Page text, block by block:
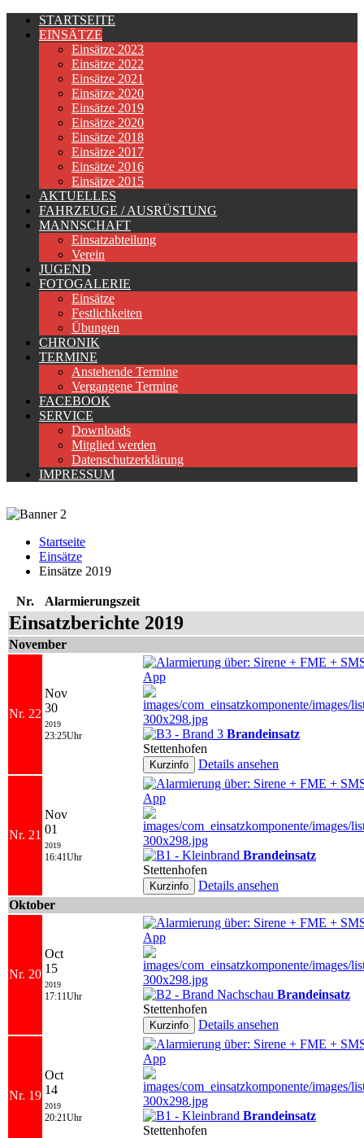
STARTSEITE
EINSÄTZE
Einsätze 2023
Einsätze 2022
Einsätze 2021
Einsätze 2020
Einsätze 2019
Einsätze 2020
Einsätze 2018
Einsätze 2017
Einsätze 2016
Einsätze 2015
AKTUELLES
FAHRZEUGE / AUSRÜSTUNG
MANNSCHAFT
Einsatzabteilung
Verein
JUGEND
FOTOGALERIE
Einsätze
Festlichkeiten
Übungen
CHRONIK
TERMINE
Anstehende Termine
Vergangene Termine
FACEBOOK
SERVICE
Downloads
Mitglied werden
Datenschutzerklärung
IMPRESSUM
Startseite
Einsätze
Einsätze 2019
Nr. Alarmierungszeit
Einsatzberichte 2019
November
Nr. 22
Nov
30
2019
23:25Uhr
Brandeinsatz
Stettenhofen
Details ansehen
Nr. 21
Nov
01
2019
16:41Uhr
Brandeinsatz
Stettenhofen
Details ansehen
Oktober
Nr. 20
Oct
15
2019
17:11Uhr
Brandeinsatz
Stettenhofen
Details ansehen
Nr. 19
Oct
14
2019
20:21Uhr
Brandeinsatz
Stettenhofen
Jahr
Monat
Jahr
Monat